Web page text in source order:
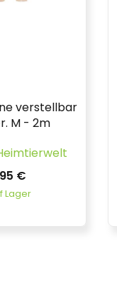
verstellbar
M - 2m
€
Lager